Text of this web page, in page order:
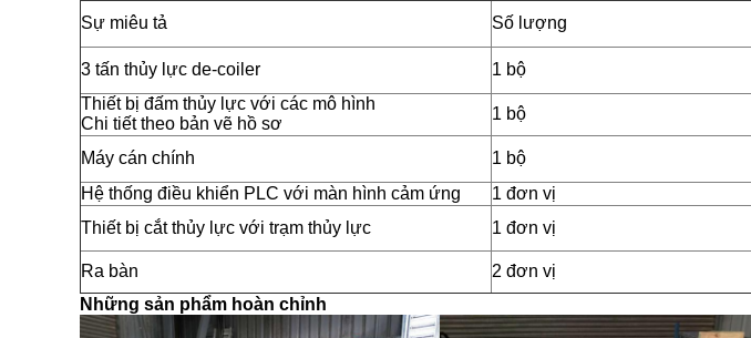
Sự miêu tả
Số lượng
3 tấn thủy lực de-coiler
1 bộ
Thiết bị đấm thủy lực với các mô hình
Chi tiết theo bản vẽ hồ sơ
1 bộ
Máy cán chính
1 bộ
Hệ thống điều khiển PLC với màn hình cảm ứng
1 đơn vị
Thiết bị cắt thủy lực với trạm thủy lực
1 đơn vị
Ra bàn
2 đơn vị
Những sản phẩm hoàn chỉnh